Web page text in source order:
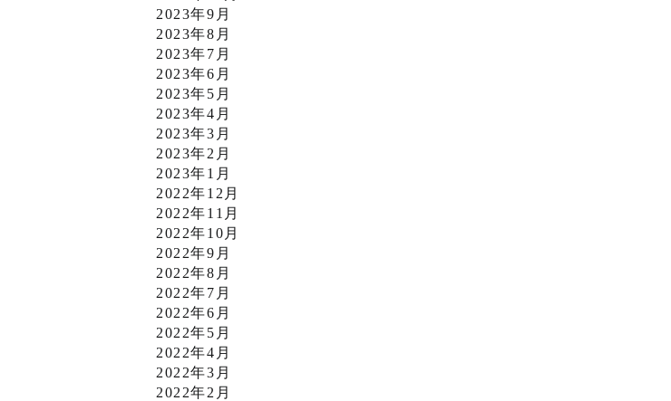
2023年9月
2023年8月
2023年7月
2023年6月
2023年5月
2023年4月
2023年3月
2023年2月
2023年1月
2022年12月
2022年11月
2022年10月
2022年9月
2022年8月
2022年7月
2022年6月
2022年5月
2022年4月
2022年3月
2022年2月